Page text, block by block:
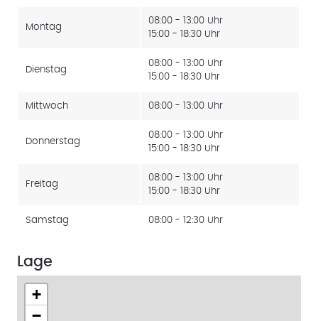
Montag
08:00 - 13:00 Uhr
15:00 - 18:30 Uhr
Dienstag
08:00 - 13:00 Uhr
15:00 - 18:30 Uhr
Mittwoch 08:00 - 13:00 Uhr
Donnerstag
08:00 - 13:00 Uhr
15:00 - 18:30 Uhr
Freitag
08:00 - 13:00 Uhr
15:00 - 18:30 Uhr
Samstag 08:00 - 12:30 Uhr
Lage
+
−